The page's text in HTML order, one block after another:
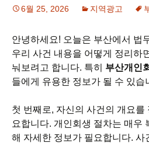
6월 25, 2026 지역광고
안녕하세요! 오늘은 부산에서 법
우리 사건 내용을 어떻게 정리하
눠보려고 합니다. 특히 부산개인
들에게 유용한 정보가 될 수 있습
첫 번째로, 자신의 사건의 개요를
요합니다. 개인회생 절차는 매우
해 자세한 정보가 필요합니다. 사